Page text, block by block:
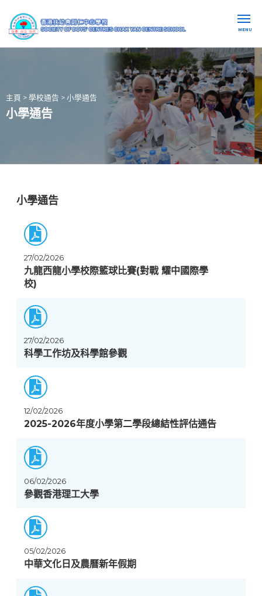
MENU
主頁 > 學校通告 > 小學通告
小學通告
小學通告
27/02/2026
九龍西龍小學校際籃球比賽(對戰 耀中國際學
校)
27/02/2026
科學工作坊及科學館參觀
12/02/2026
2025-2026年度小學第二學段總結性評估通告
06/02/2026
參觀香港理工大學
05/02/2026
中華文化日及農曆新年假期